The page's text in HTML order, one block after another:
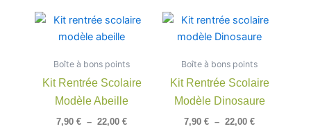
Boîte à bons points
Kit Rentrée Scolaire
Modèle Abeille
7,90 € – 22,00 €
Plage
à
22,00 €
produit
plusieurs
variations.
Boîte à bons points
Kit Rentrée Scolaire
Modèle Dinosaure
7,90 € – 22,00 €
Plage
prix :
à
22,00 €